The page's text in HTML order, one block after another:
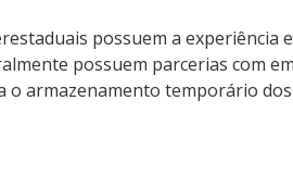
possuem a
possuem parcerias com
o armazenamento temporário